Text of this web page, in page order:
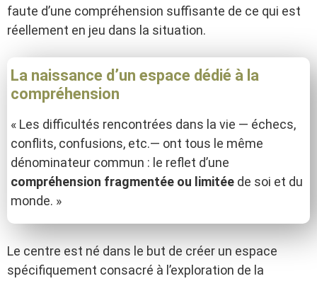
faute d’une compréhension suffisante de ce qui est
réellement en jeu dans la situation.
La naissance d’un espace dédié à la
compréhension
« Les difficultés rencontrées dans la vie — échecs,
conflits, confusions, etc.— ont tous le même
dénominateur commun : le reflet d’une
compréhension fragmentée ou limitée de soi et du
monde. »
Le centre est né dans le but de créer un espace
spécifiquement consacré à l’exploration de la